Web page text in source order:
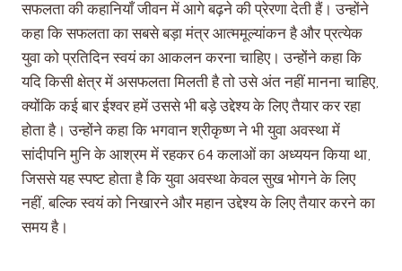
सफलता की कहानियाँ जीवन में आगे बढ़ने की प्रेरणा देती हैं। उन्होंने
कहा कि सफलता का सबसे बड़ा मंत्र आत्ममूल्यांकन है और प्रत्येक
युवा को प्रतिदिन स्वयं का आकलन करना चाहिए। उन्होंने कहा कि
यदि किसी क्षेत्र में असफलता मिलती है तो उसे अंत नहीं मानना चाहिए,
क्योंकि कई बार ईश्वर हमें उससे भी बड़े उद्देश्य के लिए तैयार कर रहा
होता है। उन्होंने कहा कि भगवान श्रीकृष्ण ने भी युवा अवस्था में
सांदीपनि मुनि के आश्रम में रहकर 64 कलाओं का अध्ययन किया था,
जिससे यह स्पष्ट होता है कि युवा अवस्था केवल सुख भोगने के लिए
नहीं, बल्कि स्वयं को निखारने और महान उद्देश्य के लिए तैयार करने का
समय है।